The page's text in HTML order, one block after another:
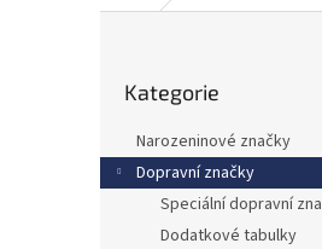
a
n
kategorie
Kategorie
Narozeninové značky
Dopravní značky
Speciální dopravní
Dodatkové tabulky